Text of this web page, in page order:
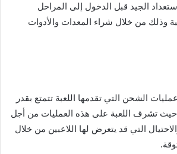
الجيد قبل الدخول إلى المراحل
وذلك من خلال شراء المعدات والأدوات
الشحن التي تقدمها اللعبة تتمتع بقدر
حيث تشرف اللعبة على هذه العمليات من أجل
التي قد يتعرض لها اللاعبين من خلال